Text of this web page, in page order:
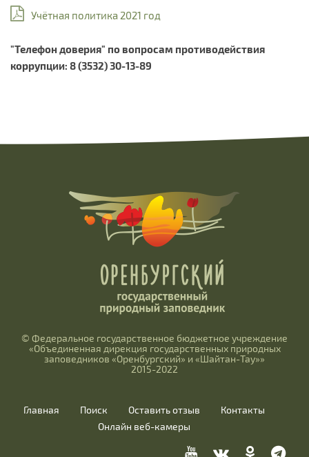
Учётная политика 2021 год
"Телефон доверия" по вопросам противодействия
коррупции: 8 (3532) 30-13-89
© Федеральное государственное бюджетное учреждение
«Объединенная дирекция государственных природных
заповедников «Оренбургский» и «Шайтан-Тау»»
2015-2022
Главная Поиск Оставить отзыв
Контакты
Онлайн веб-камеры